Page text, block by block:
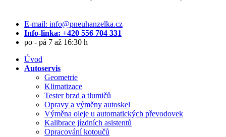
E-mail: info@pneuhanzelka.cz
Info-linka: +420 556 704 331
po - pá 7 až 16:30 h
Úvod
Autoservis
Geometrie
Klimatizace
Tester brzd a tlumičů
Opravy a výměny autoskel
Výměna oleje u automatických převodovek
Kalibrace jízdních asistentů
Opracování kotoučů